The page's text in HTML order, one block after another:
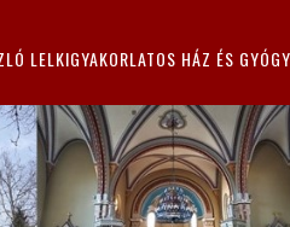
LELKIGYAKORLATOS HÁZ ÉS